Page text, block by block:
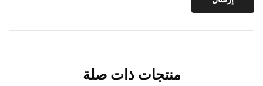
منتجات ذات صلة